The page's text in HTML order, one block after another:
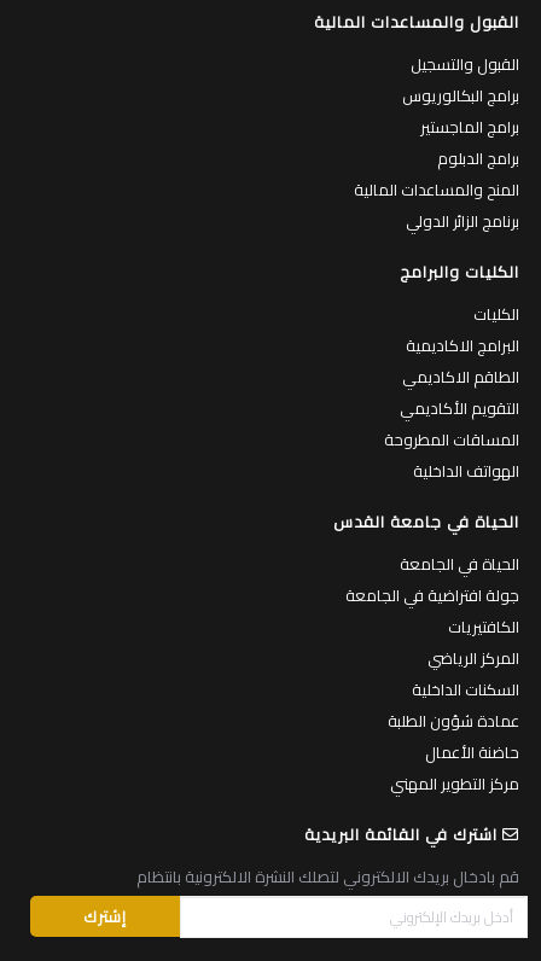
القبول والمساعدات المالية
القبول والتسجيل
برامج البكالوريوس
برامج الماجستير
برامج الدبلوم
المنح والمساعدات المالية
برنامج الزائر الدولي
الكليات والبرامج
الكليات
البرامج الاكاديمية
الطاقم الاكاديمي
التقويم الأكاديمي
المساقات المطروحة
الهواتف الداخلية
الحياة في جامعة القدس
الحياة في الجامعة
جولة افتراضية في الجامعة
الكافتيريات
المركز الرياضي
السكنات الداخلية
عمادة شؤون الطلبة
حاضنة الأعمال
مركز التطوير المهني
اشترك في القائمة البريدية
قم بادخال بريدك الالكتروني لتصلك النشرة الالكترونية بانتظام